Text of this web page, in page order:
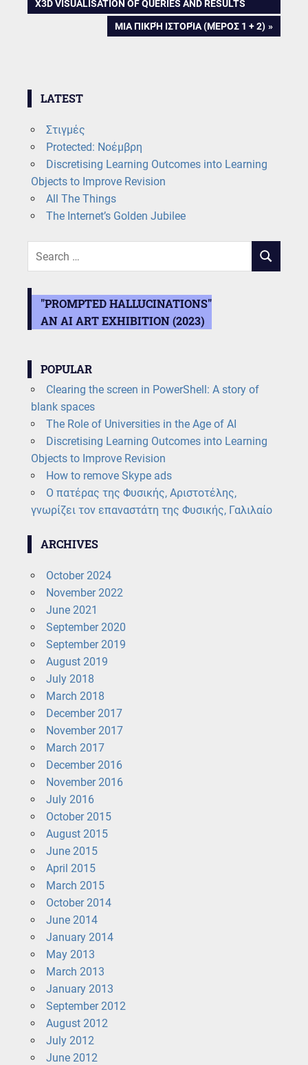
navigation
POST:
X3D VISUALISATION OF QUERIES AND RESULTS
NEXT
ΜΙΑ ΠΙΚΡΉ ΙΣΤΟΡΊΑ (ΜΈΡΟΣ 1 + 2)
LATEST
Στιγμές
Protected: Νοέμβρη
Discretising Learning Outcomes into Learning
Objects to Improve Revision
All The Things
The Internet’s Golden Jubilee
Search
SEARCH
"PROMPTED HALLUCINATIONS"
AN AI ART EXHIBITION (2023)
POPULAR
Clearing the screen in PowerShell: A story of
blank spaces
The Role of Universities in the Age of AI
Discretising Learning Outcomes into Learning
Objects to Improve Revision
How to remove Skype ads
Ο πατέρας της Φυσικής, Αριστοτέλης,
γνωρίζει τον επαναστάτη της Φυσικής, Γαλιλαίο
ARCHIVES
October 2024
November 2022
June 2021
September 2020
September 2019
August 2019
July 2018
March 2018
December 2017
November 2017
March 2017
December 2016
November 2016
July 2016
October 2015
August 2015
June 2015
April 2015
March 2015
October 2014
June 2014
January 2014
May 2013
March 2013
January 2013
September 2012
August 2012
July 2012
June 2012